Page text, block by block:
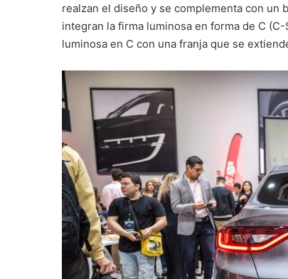
realzan el diseño y se complementa con un
integran la firma luminosa en forma de C
luminosa en C con una franja que se